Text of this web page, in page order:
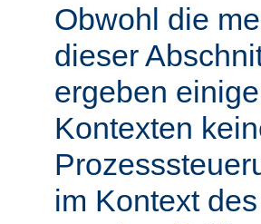
Obwohl die
dieser
ergeben
Kontexten
im Kontext